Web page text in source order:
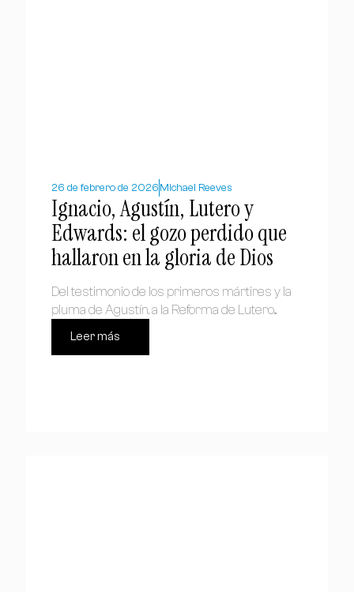
26 de febrero de 2026 Michael Reeves
Ignacio, Agustín, Lutero y
Edwards: el gozo perdido que
hallaron en la gloria de Dios
Del testimonio de los primeros mártires y la
pluma de Agustín, a la Reforma de Lutero...
Leer más